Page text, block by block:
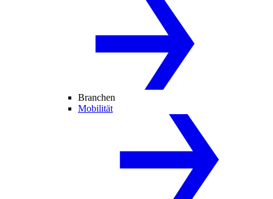
Branchen
Mobilität